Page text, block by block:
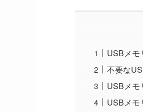
USBメモ
不要な
USBメモ
USBメモ